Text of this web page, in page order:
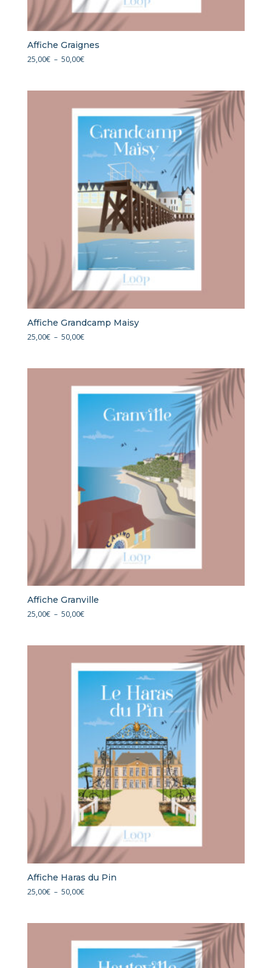
Affiche Graignes
25,00€ – 50,00€Plage
à
50,00€
Affiche Grandcamp Maisy
25,00€ – 50,00€Plage
à
50,00€
Affiche Granville
25,00€ – 50,00€Plage
à
50,00€
Affiche Haras du Pin
25,00€ – 50,00€Plage
à
50,00€